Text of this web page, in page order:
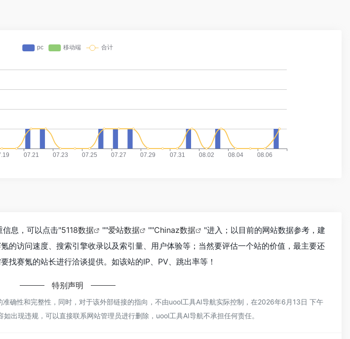
息，可以点击"5118数据 ""爱站数据 ""Chinaz数据
"进入；以目前的网站数据参考，建
的访问速度、搜索引擎收录以及索引量、用户体验等；当然要评估一个站的价值，最主要还
找赛氪的站长进行洽谈提供。如该站的IP、PV、跳出率等！
特别声明
确性和完整性，同时，对于该外部链接的指向，不由uool工具AI导航实际控制，在2026年6月13日 下午
出现违规，可以直接联系网站管理员进行删除，uool工具AI导航不承担任何责任。